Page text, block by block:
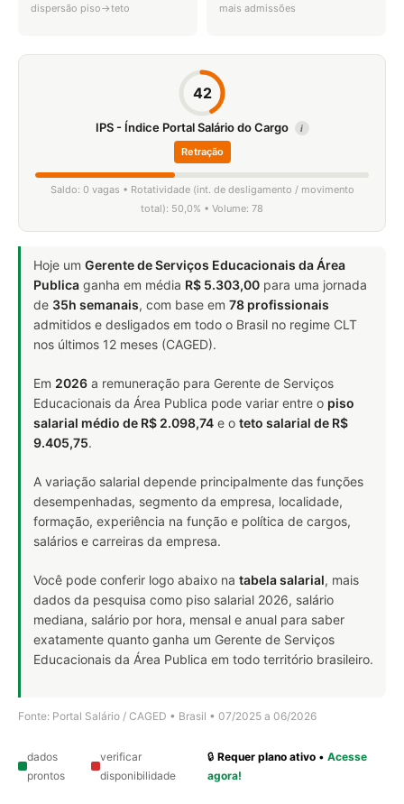
dispersão piso→teto mais admissões
42
IPS - Índice Portal Salário do Cargo i
Retração
Saldo: 0 vagas • Rotatividade (int. de desligamento / movimento
total): 50,0% • Volume: 78
Hoje um Gerente de Serviços Educacionais da Área
Publica ganha em média R$ 5.303,00 para uma jornada
de 35h semanais, com base em 78 profissionais
admitidos e desligados em todo o Brasil no regime CLT
nos últimos 12 meses (CAGED).
Em 2026 a remuneração para Gerente de Serviços
Educacionais da Área Publica pode variar entre o piso
salarial médio de R$ 2.098,74 e o teto salarial de R$
9.405,75.
A variação salarial depende principalmente das funções
desempenhadas, segmento da empresa, localidade,
formação, experiência na função e política de cargos,
salários e carreiras da empresa.
Você pode conferir logo abaixo na tabela salarial, mais
dados da pesquisa como piso salarial 2026, salário
mediana, salário por hora, mensal e anual para saber
exatamente quanto ganha um Gerente de Serviços
Educacionais da Área Publica em todo território brasileiro.
Fonte: Portal Salário / CAGED • Brasil • 07/2025 a 06/2026
dados
prontos
verificar
disponibilidade
🔒Requer plano ativo •Acesse
agora!